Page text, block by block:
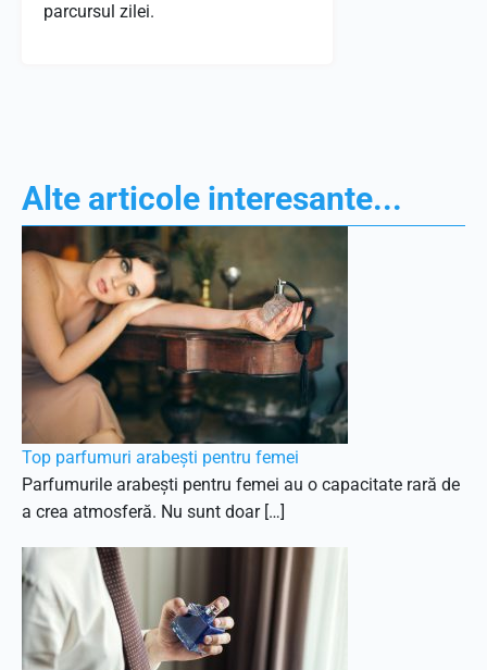
parcursul zilei.
Alte articole interesante...
Top parfumuri arabești pentru femei
Parfumurile arabești pentru femei au o capacitate rară de
a crea atmosferă. Nu sunt doar […]